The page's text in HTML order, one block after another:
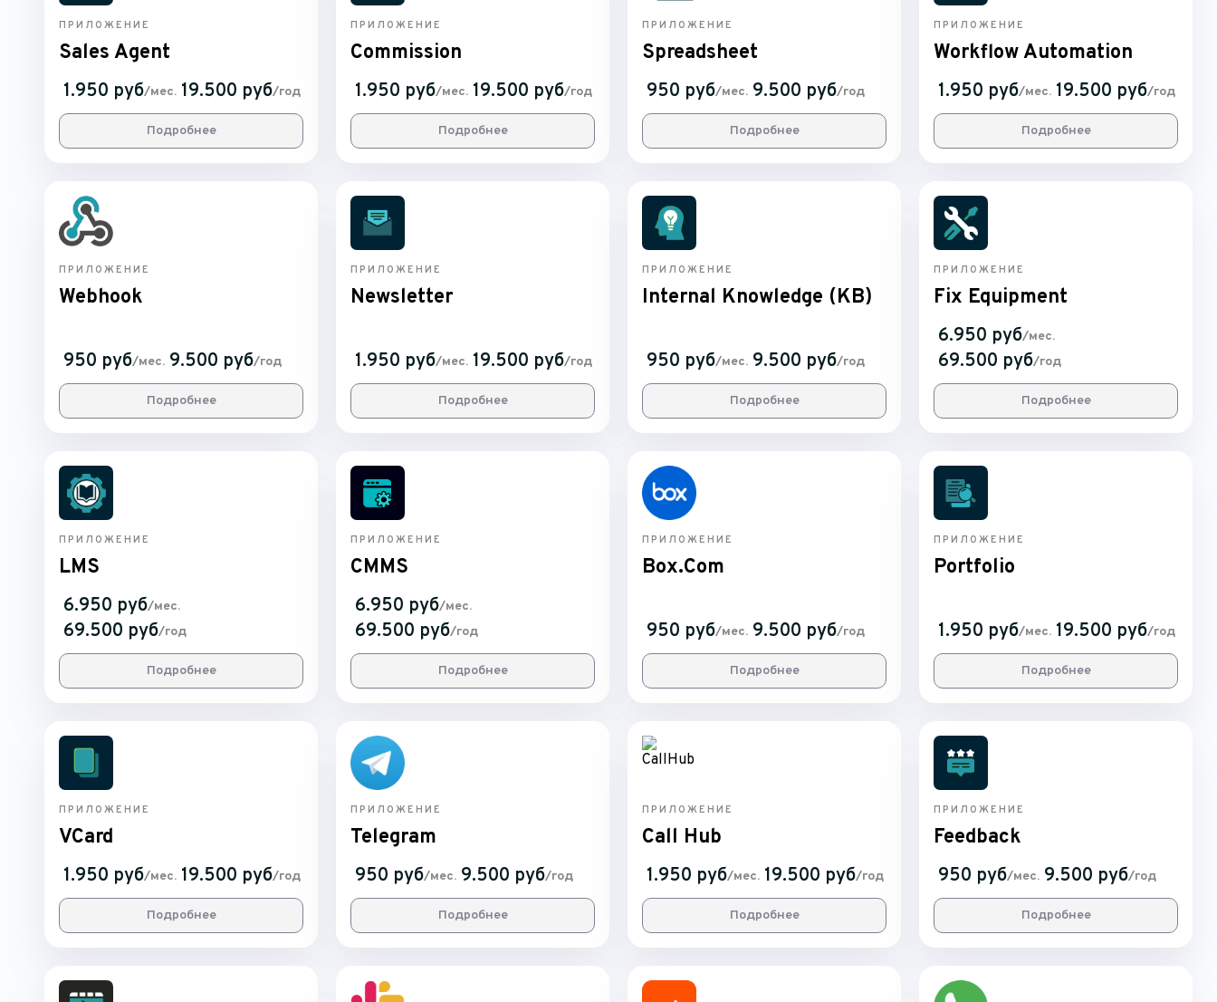
ПРИЛОЖЕНИЕ
Sales Agent
1.950 руб/мес. 19.500 руб/год
Подробнее
ПРИЛОЖЕНИЕ
Commission
1.950 руб/мес. 19.500 руб/год
Подробнее
ПРИЛОЖЕНИЕ
Spreadsheet
950 руб/мес. 9.500 руб/год
Подробнее
ПРИЛОЖЕНИЕ
Workflow Automation
1.950 руб/мес. 19.500 руб/год
Подробнее
ПРИЛОЖЕНИЕ
Webhook
950 руб/мес. 9.500 руб/год
Подробнее
ПРИЛОЖЕНИЕ
Newsletter
1.950 руб/мес. 19.500 руб/год
Подробнее
ПРИЛОЖЕНИЕ
Internal Knowledge (KB)
950 руб/мес. 9.500 руб/год
Подробнее
ПРИЛОЖЕНИЕ
Fix Equipment
6.950 руб/мес.
69.500 руб/год
Подробнее
ПРИЛОЖЕНИЕ
LMS
6.950 руб/мес.
69.500 руб/год
Подробнее
ПРИЛОЖЕНИЕ
CMMS
6.950 руб/мес.
69.500 руб/год
Подробнее
ПРИЛОЖЕНИЕ
Box.Com
950 руб/мес. 9.500 руб/год
Подробнее
ПРИЛОЖЕНИЕ
Portfolio
1.950 руб/мес. 19.500 руб/год
Подробнее
ПРИЛОЖЕНИЕ
VCard
1.950 руб/мес. 19.500 руб/год
Подробнее
ПРИЛОЖЕНИЕ
Telegram
950 руб/мес. 9.500 руб/год
Подробнее
ПРИЛОЖЕНИЕ
Call Hub
1.950 руб/мес. 19.500 руб/год
Подробнее
ПРИЛОЖЕНИЕ
Feedback
950 руб/мес. 9.500 руб/год
Подробнее